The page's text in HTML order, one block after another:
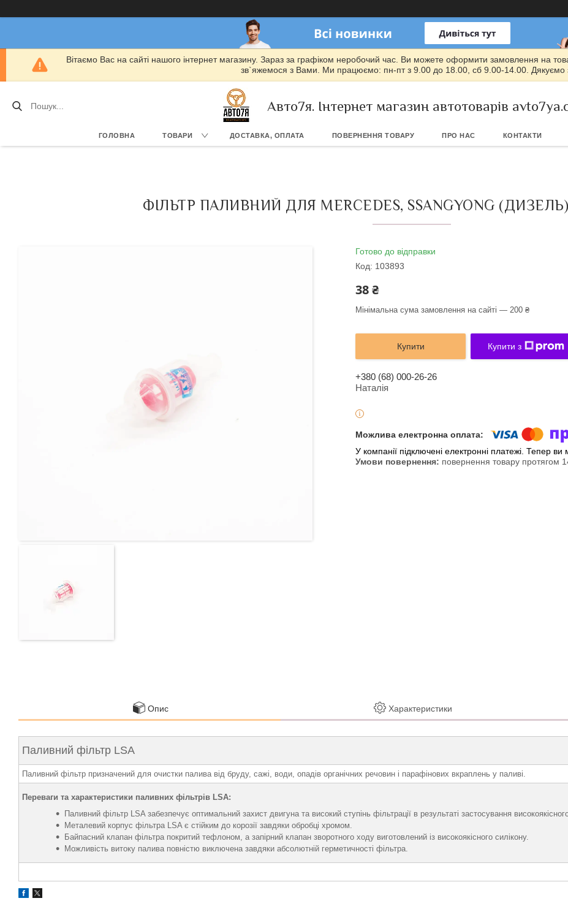
Вітаємо Вас на сайті нашого інтернет магазину. Зараз за графіком неробочий час. Ви можете оформити замовлення на
зв`яжемося з Вами. Ми працюємо: пн-пт з 9.00 до 18.00, сб 9.00-14.00. Дякуємо
Авто7я. Інтернет магазин автотоварів
ГОЛОВНА ТОВАРИ ДОСТАВКА, ОПЛАТА ПОВЕРНЕННЯ ТОВАРУ ПРО НАС КОНТАКТИ
ФІЛЬТР ПАЛИВНИЙ ДЛЯ MERCEDES, SSANGYONG (ДИЗЕЛЬ)
Готово до відправки
Код: 103893
38 ₴
Мінімальна сума замовлення на сайті — 200 ₴
Купити Купити з
+380 (68) 000-26-26
Наталія
У компанії підключені електронні платежі. Тепер
повернення товару протягом
Опис Характеристики
Паливний фільтр LSA
Паливний фільтр призначений для очистки палива від бруду, сажі, води, опадів органічних речовин і парафінових вкраплень у паливі.
Переваги та характеристики паливних фільтрів LSA:
Паливний фільтр LSA забезпечує оптимальний захист двигуна та високий ступінь фільтрації в результаті застосування
Металевий корпус фільтра LSA є стійким до корозії завдяки обробці хромом.
Байпасний клапан фільтра покритий тефлоном, а запірний клапан зворотного ходу виготовлений із високоякісного силікону.
Можливість витоку палива повністю виключена завдяки абсолютній герметичності фільтра.